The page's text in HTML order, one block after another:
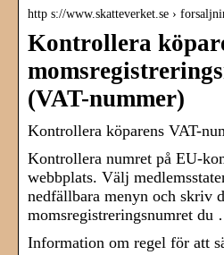
http s://www.skatteverket.se ›
Kontrollera
(VAT-nummer)
Kontrollera köparens VAT-
Kontrollera numret på EU-
webbplats. Välj
nedfällbara menyn och skriv
momsregistreringsnumret du
Information om regel för att